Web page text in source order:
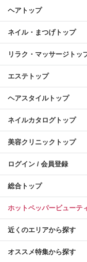
ヘアトップ
ネイル・まつげトップ
リラク・マッサージトッ
エステトップ
ヘアスタイルトップ
ネイルカタログトップ
美容クリニックトップ
ログイン / 会員登録
総合トップ
ホットペッパービュー
近くのエリアから探す
オススメ特集から探す